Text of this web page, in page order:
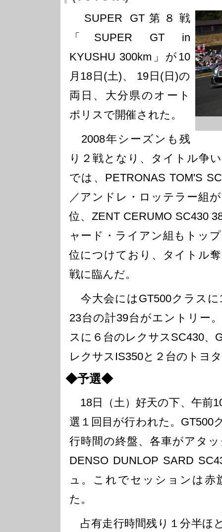
SUPER GT第８戦
「SUPER GT in
KYUSHU 300km」が10
月18日(土)、 19日(日)の
両日、大分県のオート
ポリスで開催された。
2008年シーズンも残
り２戦となり、タイトル争
では、PETRONAS TOM'S
／アンドレ・ロッテラー組
位、ZENT CERUMO SC430
ャード・ライアン組もトッ
位につけており、タイトル
戦に臨んだ。
今大会にはGT500クラスに
23台の計39台がエントリー
スに６台のレクサスSC430、
レクサスIS350と２台のトヨ
◆予選◆
18日（土）好天の下、午前
選１回目が行われた。GT500
行時間の終盤、各車がアタ
DENSO DUNLOP SARD
ュ。これでセッションは赤
た。
占有走行時間残り１分半ほ